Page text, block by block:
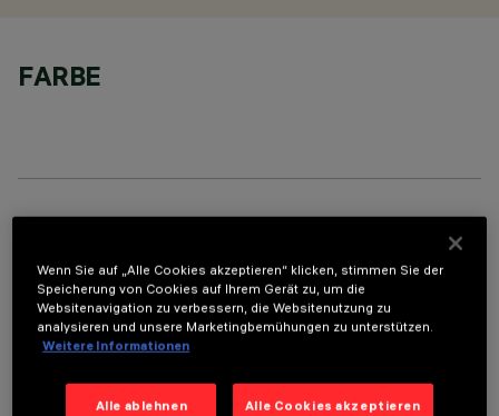
FARBE
TECHNISCHE DATEN
Wenn Sie auf „Alle Cookies akzeptieren“ klicken, stimmen Sie der
Speicherung von Cookies auf Ihrem Gerät zu, um die
Websitenavigation zu verbessern, die Websitenutzung zu
analysieren und unsere Marketingbemühungen zu unterstützen.
Weitere Informationen
Alle ablehnen Alle Cookies akzeptieren